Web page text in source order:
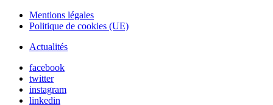
Mentions légales
Politique de cookies (UE)
Actualités
facebook
twitter
instagram
linkedin